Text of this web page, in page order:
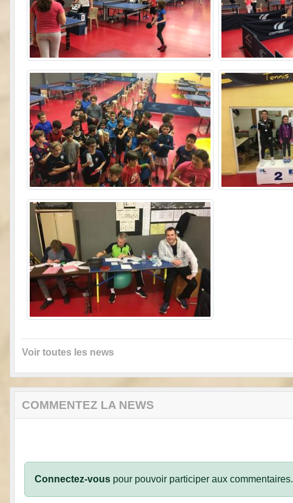
Voir toutes les news
COMMENTEZ LA NEWS
Connectez-vous pour pouvoir participer aux commentaires.